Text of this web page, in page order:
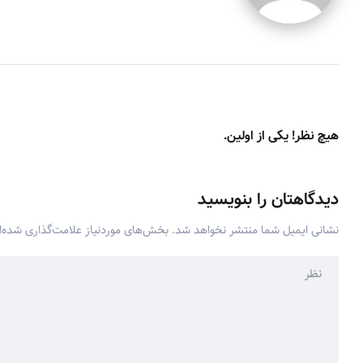
هیچ نظر! یکی از اولین.
دیدگاهتان را بنویسید
نشانی ایمیل شما منتشر نخواهد شد. بخش‌های موردنیاز علامت‌گذاری